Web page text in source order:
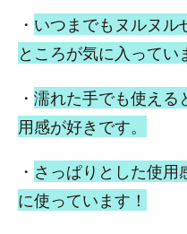
・ いつまでもヌルヌル
ところが気に入ってい
・ 濡れた手でも使える
用感が好きです。
・ さっぱりとした使用
に使っています！